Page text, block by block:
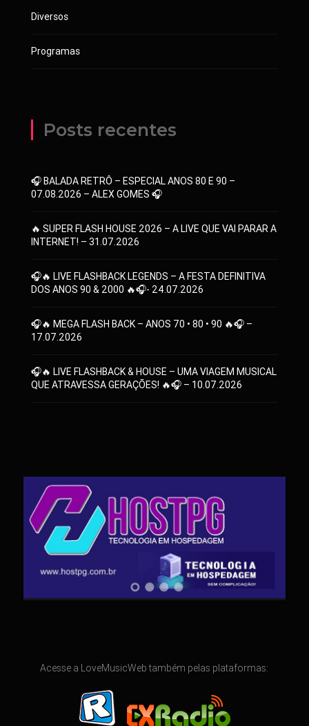
Diversos
Programas
Posts recentes
🎧 BALADA RETRÔ – ESPECIAL ANOS 80 E 90 –
07.08.2026 – ALEX GOMES 🎧
🔥 SUPER FLASH HOUSE 2026 – A LIVE QUE VAI PARAR A
INTERNET! – 31.07.2026
🎧🔥 LIVE FLASHBACK LEGENDS – A FESTA DEFINITIVA
DOS ANOS 90 & 2000 🔥🎧- 24.07.2026
🎧🔥 MEGA FLASH BACK – ANOS 70 • 80 • 90 🔥🎧 –
17.07.2026
🎧🔥 LIVE FLASHBACK & HOUSE – UMA VIAGEM MUSICAL
QUE ATRAVESSA GERAÇÕES! 🔥🎧 – 10.07.2026
Acesse a LoveMusicWeb também pelas plataformas: